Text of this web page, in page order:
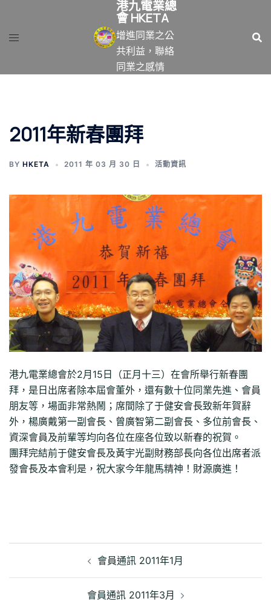
港九電業總
會 HKETA
增進同業之公
共利益，聯絡
同業之感情
2011年新春團拜
BY HKETA 2011 年 03 月 30 日 活動資訊
港九電業總會於2月15日（正月十三）在會所舉行新春團
拜，是日出席者除本屆會董外，還有數十位同業先進、會員
朋友等，場面非常熱鬧；席間除了于健安會長致新年賀辭
外，楊廣戴第一副會長、曾廣智第二副會長、多位前會長、
資深會員及前輩等均向各位在座各位致以新春的祝賀。
團拜完結前于健安會長及黃宇光副財務部長向各位出席者派
發會長及本會利是，祝大家今年龍馬精神！財源廣進！
文
導
會員通訊 2011年1月
會員通訊 2011年3月